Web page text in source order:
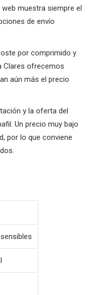
muestra siempre el
de envío
por comprimido y
Clares ofrecemos
aún más el precio
y la oferta del
Un precio muy bajo
por lo que conviene